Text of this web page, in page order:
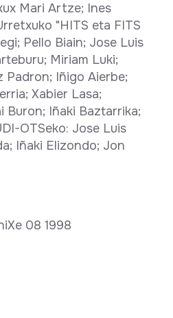
Mari Artze; Ines
"HITS eta FITS
Pello Biain; Jose Luis
Miriam Luki;
Padron; Iñigo Aierbe;
Xabier Lasa;
Buron; Iñaki Baztarrika;
OTSeko: Jose Luis
Iñaki Elizondo; Jon
08 1998